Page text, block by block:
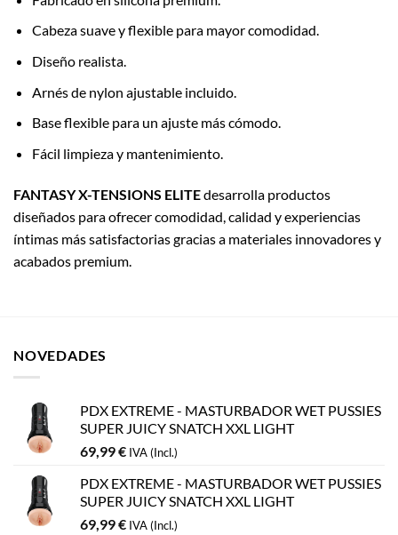
Cabeza suave y flexible para mayor comodidad.
Diseño realista.
Arnés de nylon ajustable incluido.
Base flexible para un ajuste más cómodo.
Fácil limpieza y mantenimiento.
FANTASY X-TENSIONS ELITEdesarrolla productos
diseñados para ofrecer comodidad, calidad y experiencias
íntimas más satisfactorias gracias a materiales innovadores y
acabados premium.
NOVEDADES
PDX EXTREME - MASTURBADOR WET PUSSIES
SUPER JUICY SNATCH XXL LIGHT
69,99€ IVA (Incl.)
PDX EXTREME - MASTURBADOR WET PUSSIES
SUPER JUICY SNATCH XXL LIGHT
69,99€ IVA (Incl.)